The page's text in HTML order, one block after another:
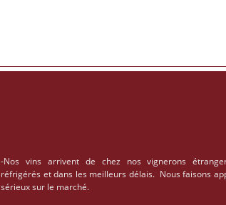
-Nos vins arrivent de chez nos vignerons
réfrigérés et dans les meilleurs délais. Nous faisons
sérieux sur le marché.